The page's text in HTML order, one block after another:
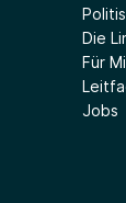
Die
Für
Jobs